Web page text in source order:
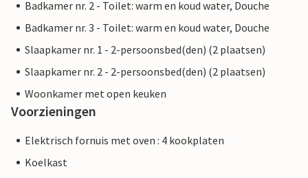
Badkamer nr. 2 - Toilet: warm en koud water, Douche
Badkamer nr. 3 - Toilet: warm en koud water, Douche
Slaapkamer nr. 1 - 2-persoonsbed(den) (2 plaatsen)
Slaapkamer nr. 2 - 2-persoonsbed(den) (2 plaatsen)
Woonkamer met open keuken
Voorzieningen
Elektrisch fornuis met oven : 4 kookplaten
Koelkast